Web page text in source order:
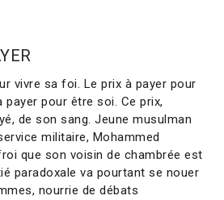
vivre sa foi. Le prix à payer pour
payer pour être soi. Ce prix,
de son sang. Jeune musulman
militaire, Mohammed
que son voisin de chambrée est
paradoxale va pourtant se nouer
nourrie de débats